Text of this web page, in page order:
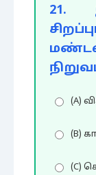
21.
(A)
(B)
(C)